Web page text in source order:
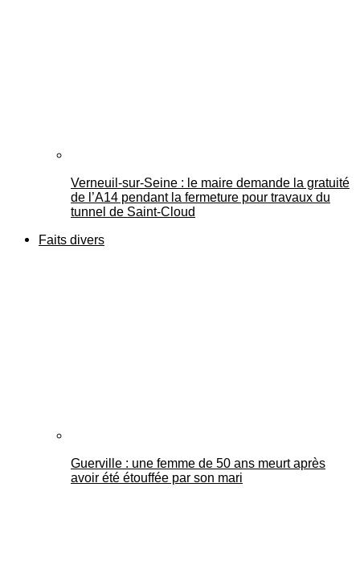
Verneuil-sur-Seine : le maire demande la gratuité
de l’A14 pendant la fermeture pour travaux du
tunnel de Saint-Cloud
Faits divers
Guerville : une femme de 50 ans meurt après
avoir été étouffée par son mari